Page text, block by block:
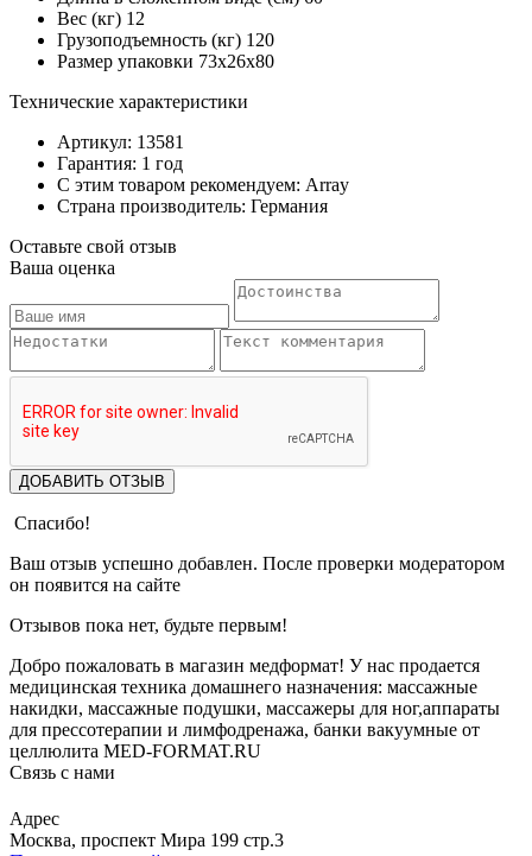
Вес (кг) 12
Грузоподъемность (кг) 120
Размер упаковки 73х26х80
Технические характеристики
Артикул: 13581
Гарантия: 1 год
С этим товаром рекомендуем: Array
Страна производитель: Германия
Оставьте свой отзыв
Ваша оценка
ДОБАВИТЬ ОТЗЫВ
Спасибо!
Ваш отзыв успешно добавлен. После проверки модератором
он появится на сайте
Отзывов пока нет, будьте первым!
Добро пожаловать в магазин медформат! У нас продается
медицинская техника домашнего назначения: массажные
накидки, массажные подушки, массажеры для ног,аппараты
для прессотерапии и лимфодренажа, банки вакуумные от
целлюлита MED-FORMAT.RU
Связь с нами
Адрес
Москва, проспект Мира 199 стр.3